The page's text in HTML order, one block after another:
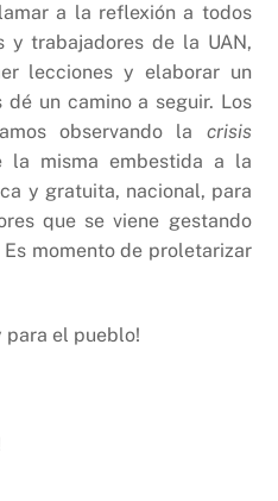
a la reflexión a todos
y trabajadores de la UAN,
lecciones y elaborar un
un camino a seguir. Los
observando la crisis
misma embestida a la
y gratuita, nacional, para
que se viene gestando
momento de proletarizar
para el pueblo!